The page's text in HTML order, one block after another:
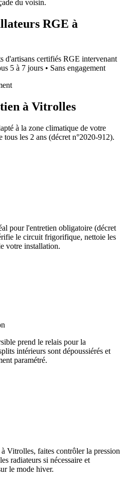
du voisin.
RGE à
d'artisans certifiés RGE intervenant
5 à 7 jours • Sans engagement
à Vitrolles
à la zone climatique de votre
les 2 ans (décret n°2020-912).
pour l'entretien obligatoire (décret
le circuit frigorifique, nettoie les
votre installation.
prend le relais pour la
intérieurs sont dépoussiérés et
paramétré.
Vitrolles, faites contrôler la pression
radiateurs si nécessaire et
le mode hiver.